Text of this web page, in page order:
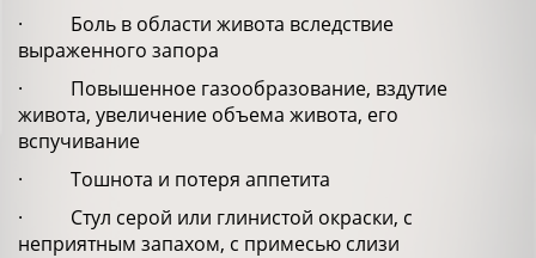
· Боль в области живота вследствие
выраженного запора
· Повышенное газообразование, вздутие
живота, увеличение объема живота, его
вспучивание
· Тошнота и потеря аппетита
· Стул серой или глинистой окраски, с
неприятным запахом, с примесью слизи